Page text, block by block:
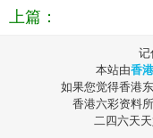
上篇：
记
本站由香
如果您觉得香港
香港六彩资料
二四六天